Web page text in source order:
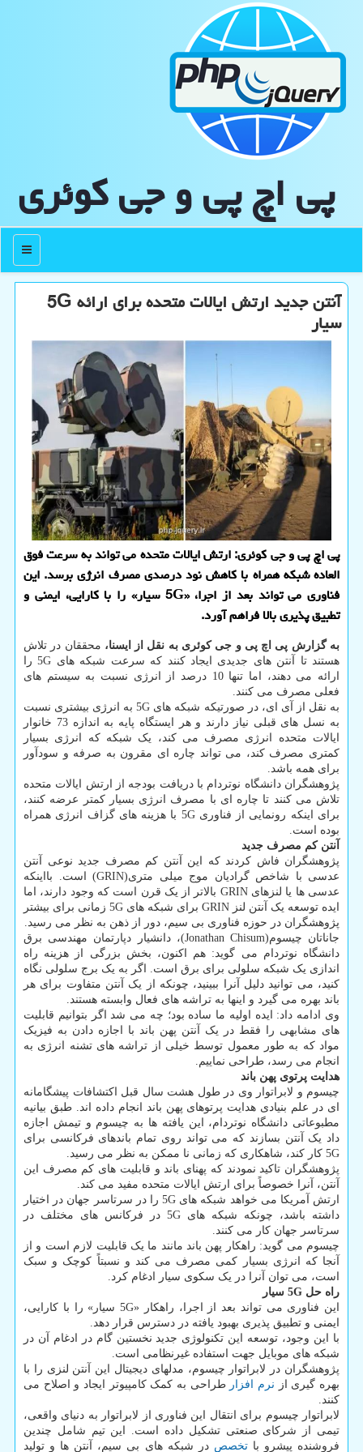
پی اچ پی و جی كوئری
منو
آنتن جدید ارتش ایالات متحده برای ارائه 5G
سیار
پی اچ پی و جی کوئری: ارتش ایالات متحده می تواند به سرعت فوق
العاده شبکه همراه با کاهش نود درصدی مصرف انرژی برسد. این
فناوری می تواند بعد از اجرا، «5G سیار» را با کارایی، ایمنی و
تطبیق پذیری بالا فراهم آورد.
به گزارش پی اچ پی و جی کوئری به نقل از ایسنا، محققان در تلاش
هستند تا آنتن های جدیدی ایجاد کنند که سرعت شبکه های 5G را
ارائه می دهند، اما تنها 10 درصد از انرژی نسبت به سیستم های
فعلی مصرف می کنند.
به نقل از آی ای، در صورتیکه شبکه های 5G به انرژی بیشتری نسبت
به نسل های قبلی نیاز دارند و هر ایستگاه پایه به اندازه 73 خانوار
ایالات متحده انرژی مصرف می کند، یک شبکه که انرژی بسیار
کمتری مصرف کند، می تواند چاره ای مقرون به صرفه و سودآور
برای همه باشد.
پژوهشگران دانشگاه نوتردام با دریافت بودجه از ارتش ایالات متحده
تلاش می کنند تا چاره ای با مصرف انرژی بسیار کمتر عرضه کنند،
برای اینکه رونمایی از فناوری 5G با هزینه های گزاف انرژی همراه
بوده است.
آنتن کم مصرف جدید
پژوهشگران فاش کردند که این آنتن کم مصرف جدید نوعی آنتن
عدسی با شاخص گرادیان موج میلی متری(GRIN) است. بااینکه
عدسی ها یا لنزهای GRIN بالاتر از یک قرن است که وجود دارند، اما
ایده توسعه یک آنتن لنز GRIN برای شبکه های 5G زمانی برای بیشتر
پژوهشگران در حوزه فناوری بی سیم، دور از ذهن به نظر می رسید.
جاناتان چیسوم(Jonathan Chisum)، دانشیار دپارتمان مهندسی برق
دانشگاه نوتردام می گوید: هم اکنون، بخش بزرگی از هزینه راه
اندازی یک شبکه سلولی برای برق است. اگر به یک برج سلولی نگاه
کنید، می توانید دلیل آنرا ببینید، چونکه از یک آنتن متفاوت برای هر
باند بهره می گیرد و اینها به تراشه های فعال وابسته هستند.
وی ادامه داد: ایده اولیه ما ساده بود؛ چه می شد اگر بتوانیم قابلیت
های مشابهی را فقط در یک آنتن پهن باند با اجازه دادن به فیزیک
مواد که به طور معمول توسط خیلی از تراشه های تشنه انرژی به
انجام می رسد، طراحی نماییم.
هدایت پرتوی پهن باند
چیسوم و لابراتوار وی در طول هشت سال قبل اکتشافات پیشگامانه
ای در علم بنیادی هدایت پرتوهای پهن باند انجام داده اند. طبق بیانیه
مطبوعاتی دانشگاه نوتردام، این یافته ها به چیسوم و تیمش اجازه
داد یک آنتن بسازند که می تواند روی تمام باندهای فرکانسی برای
5G کار کند، شاهکاری که زمانی نا ممکن به نظر می رسید.
پژوهشگران تاکید نمودند که پهنای باند و قابلیت های کم مصرف این
آنتن، آنرا خصوصاً برای ارتش ایالات متحده مفید می کند.
ارتش آمریکا می خواهد شبکه های 5G را در سرتاسر جهان در اختیار
داشته باشد، چونکه شبکه های 5G در فرکانس های مختلف در
سرتاسر جهان کار می کنند.
چیسوم می گوید: راهکار پهن باند مانند ما یک قابلیت لازم است و از
آنجا که انرژی بسیار کمی مصرف می کند و نسبتاً کوچک و سبک
است، می توان آنرا در یک سکوی سیار ادغام کرد.
راه حل 5G سیار
این فناوری می تواند بعد از اجرا، راهکار «5G سیار» را با کارایی،
ایمنی و تطبیق پذیری بهبود یافته در دسترس قرار دهد.
با این وجود، توسعه این تکنولوژی جدید نخستین گام در ادغام آن در
شبکه های موبایل جهت استفاده غیرنظامی است.
پژوهشگران در لابراتوار چیسوم، مدلهای دیجیتال این آنتن لنزی را با
بهره گیری از نرم افزار طراحی به کمک کامپیوتر ایجاد و اصلاح می
کنند.
لابراتوار چیسوم برای انتقال این فناوری از لابراتوار به دنیای واقعی،
تیمی از شرکای صنعتی تشکیل داده است. این تیم شامل چندین
فروشنده پیشرو باتخصص در شبکه های بی سیم، آنتن ها و تولید